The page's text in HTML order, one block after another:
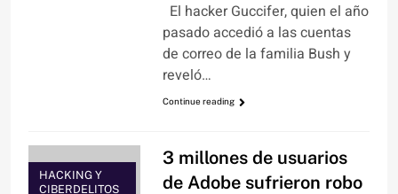
El hacker Guccifer, quien el año
pasado accedió a las cuentas
de correo de la familia Bush y
reveló…
Continue reading
HACKING Y
CIBERDELITOS
3 millones de usuarios
de Adobe sufrieron robo